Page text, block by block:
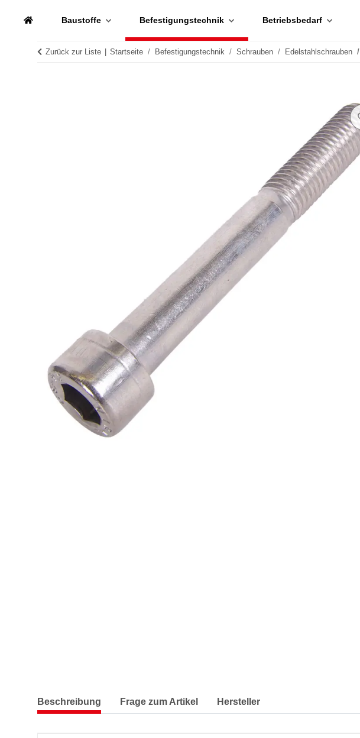
Baustoffe Befestigungstechnik Betriebsbedarf
Zurück zur Liste Startseite Befestigungstechnik Schrauben Edelstahlschrauben
Beschreibung Frage zum Artikel Hersteller